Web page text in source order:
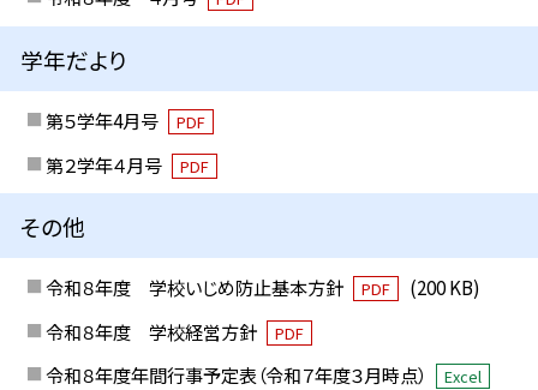
学年だより
第５学年4月号 PDF
第２学年４月号 PDF
その他
令和８年度 学校いじめ防止基本方針 PDF
(200 KB)
令和８年度 学校経営方針
PDF
令和８年度年間行事予定表（令和７年度３月時点） Excel